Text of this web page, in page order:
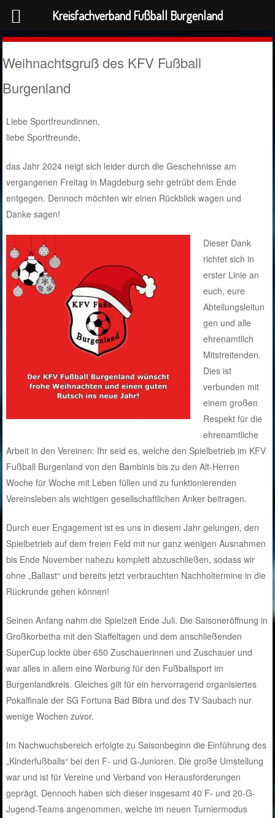
Weihnachtsgruß des KFV Fußball
Burgenland
Liebe Sportfreundinnen,
liebe Sportfreunde,
das Jahr 2024 neigt sich leider durch die Geschehnisse am
vergangenen Freitag in Magdeburg sehr getrübt dem Ende
entgegen. Dennoch möchten wir einen Rückblick wagen und
Danke sagen!
Dieser Dank
richtet sich in
erster Linie an
euch, eure
Abteilungsleitun
gen und alle
ehrenamtlich
Mitstreitenden.
Dies ist
verbunden mit
einem großen
Respekt für die
ehrenamtliche
Arbeit in den Vereinen: Ihr seid es, welche den Spielbetrieb im KFV
Fußball Burgenland von den Bambinis bis zu den Alt-Herren
Woche für Woche mit Leben füllen und zu funktionierenden
Vereinsleben als wichtigen gesellschaftlichen Anker beitragen.
Durch euer Engagement ist es uns in diesem Jahr gelungen, den
Spielbetrieb auf dem freien Feld mit nur ganz wenigen Ausnahmen
bis Ende November nahezu komplett abzuschließen, sodass wir
ohne „Ballast“ und bereits jetzt verbrauchten Nachholtermine in die
Rückrunde gehen können!
Seinen Anfang nahm die Spielzeit Ende Juli. Die Saisoneröffnung in
Großkorbetha mit den Staffeltagen und dem anschließenden
SuperCup lockte über 650 Zuschauerinnen und Zuschauer und
war alles in allem eine Werbung für den Fußballsport im
Burgenlandkreis. Gleiches gilt für ein hervorragend organisiertes
Pokalfinale der SG Fortuna Bad Bibra und des TV Saubach nur
wenige Wochen zuvor.
Im Nachwuchsbereich erfolgte zu Saisonbeginn die Einführung des
„Kinderfußballs“ bei den F- und G-Junioren. Die große Umstellung
war und ist für Vereine und Verband von Herausforderungen
geprägt. Dennoch haben sich dieser insgesamt 40 F- und 20-G-
Jugend-Teams angenommen, welche im neuen Turniermodus
Kreisfachverband Fußball Burgenland